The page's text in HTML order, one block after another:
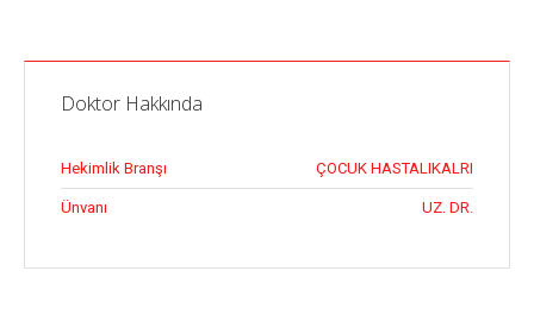
Doktor Hakkında
Hekimlik Branşı ÇOCUK HASTALIKALRI
Ünvanı UZ. DR.